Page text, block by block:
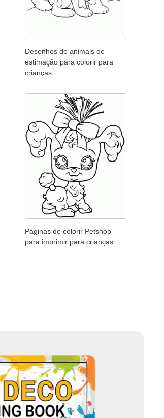
Desenhos de animais de
estimação para colorir para
crianças
Páginas de colorir Petshop
para imprimir para crianças